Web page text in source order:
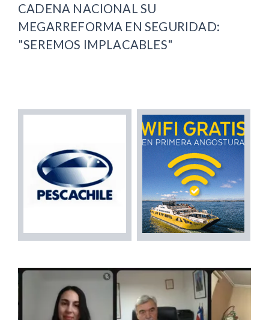
CADENA NACIONAL SU
MEGARREFORMA EN SEGURIDAD:
"SEREMOS IMPLACABLES"